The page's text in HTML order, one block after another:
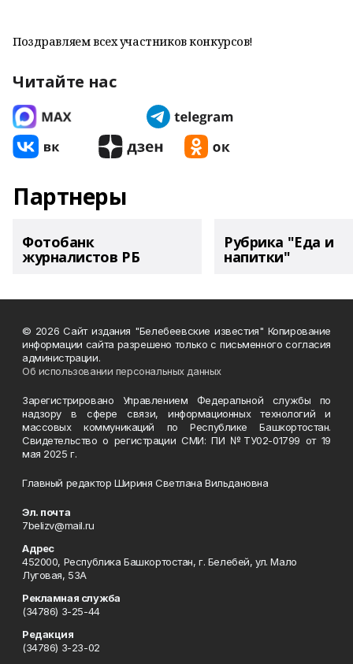
Поздравляем всех участников конкурсов!
Читайте нас
Партнеры
Фотобанк
журналистов РБ
Рубрика "Еда и
напитки"
© 2026 Сайт издания "Белебеевские известия" Копирование
информации сайта разрешено только с письменного согласия
администрации.
Об использовании персональных данных
Зарегистрировано Управлением Федеральной службы по
надзору в сфере связи, информационных технологий и
массовых коммуникаций по Республике Башкортостан.
Свидетельство о регистрации СМИ: ПИ №ТУ02-01799 от 19
мая 2025 г.
Главный редактор Шириня Светлана Вильдановна
Эл. почта
7belizv@mail.ru
Адрес
452000, Республика Башкортостан, г. Белебей, ул. Мало
Луговая, 53А
Рекламная служба
(34786) 3-25-44
Редакция
(34786) 3-23-02